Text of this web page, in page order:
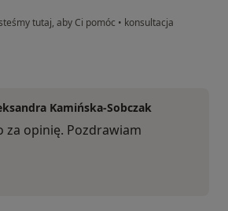
tutaj, aby Ci pomóc • konsultacja
Kamińska-Sobczak
za opinię. Pozdrawiam